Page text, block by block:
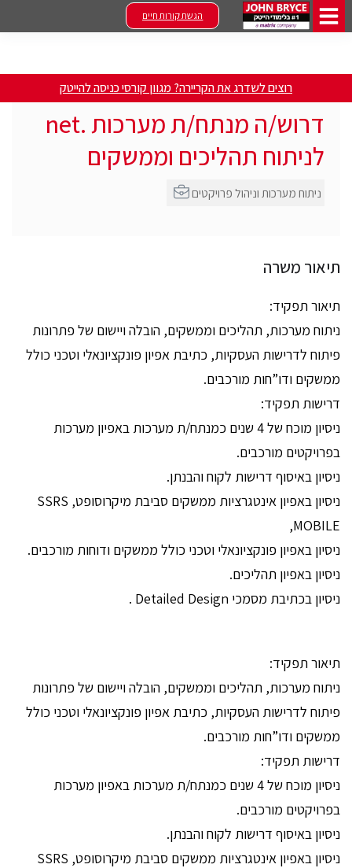
הגשת קורות חיים
רוצים לשדרג את הקריירה? מגוון קורסי כניסה להייטק
דרוש/ה מנתח/ת מערכות .net
לניתוח תהליכים וממשקים
תיאור משרה
תיאור תפקיד:
ניתוח מערכות, תהליכים וממשקים, הובלה ויישום של פתרונות
פיתוח לדרישות העסקיות, כתיבת אפיון פונקציונאלי וטכני כולל
ממשקים ודו”חות מורכבים.
דרישות תפקיד:
ניסיון מוכח של 4 שנים כמנתח/ת מערכות באפיון מערכות
בפרויקטים מורכבים.
ניסיון באיסוף דרישות לקוח והבנתן.
ניסיון באפיון אינטגרציות ממשקים סביבת מיקרוסופט, SSRS
,MOBILE
ניסיון באפיון פונקציונאלי וטכני כולל ממשקים ודוחות מורכבים.
ניסיון באפיון תהליכים.
ניסיון בכתיבת מסמכי Detailed Design .
תיאור תפקיד:
ניתוח מערכות, תהליכים וממשקים, הובלה ויישום של פתרונות
פיתוח לדרישות העסקיות, כתיבת אפיון פונקציונאלי וטכני כולל
ממשקים ודו”חות מורכבים.
דרישות תפקיד:
ניסיון מוכח של 4 שנים כמנתח/ת מערכות באפיון מערכות
בפרויקטים מורכבים.
ניסיון באיסוף דרישות לקוח והבנתן.
ניסיון באפיון אינטגרציות ממשקים סביבת מיקרוסופט, SSRS